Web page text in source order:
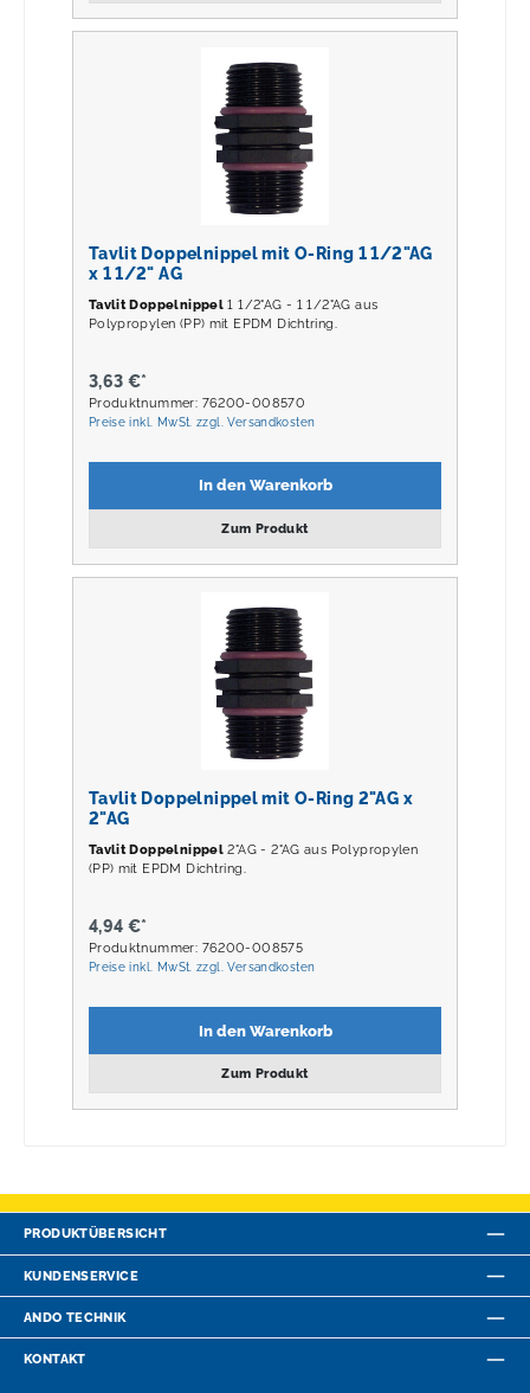
Tavlit Doppelnippel mit O-Ring 1 1/2"AG
x 1 1/2" AG
Tavlit Doppelnippel1 1/2"AG - 1 1/2"AG aus
Polypropylen (PP) mit EPDM Dichtring.
3,63 €*
Produktnummer: 76200-008570
Preise inkl. MwSt. zzgl. Versandkosten
In den Warenkorb
Zum Produkt
Tavlit Doppelnippel mit O-Ring 2"AG x
2"AG
Tavlit Doppelnippel 2"AG - 2"AG aus Polypropylen
(PP) mit EPDM Dichtring.
4,94 €*
Produktnummer: 76200-008575
Preise inkl. MwSt. zzgl. Versandkosten
In den Warenkorb
Zum Produkt
PRODUKTÜBERSICHT
KUNDENSERVICE
ANDO TECHNIK
KONTAKT